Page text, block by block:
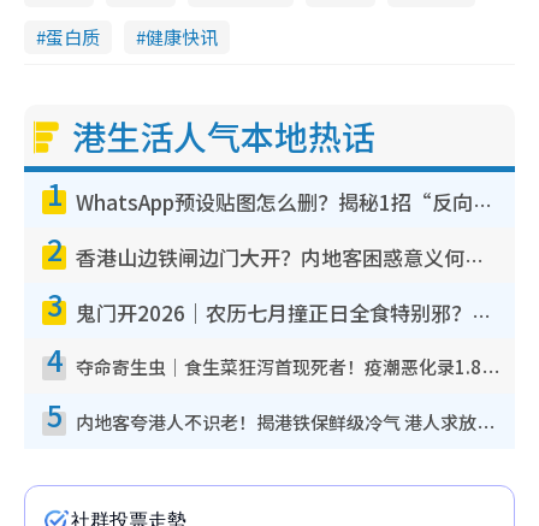
蛋白质
健康快讯
港生活人气本地热话
1 WhatsApp预设贴图怎么删？揭秘1招“反向操作”还原简洁界面 附3步实测教程
2 香港山边铁闸边门大开？内地客困惑意义何在！网友神回复：这种叫法理性防御
3 鬼门开2026｜农历七月撞正日全食特别邪？专家警告切忌做一事！揭4大禁忌+2招保平安
4 夺命寄生虫｜食生菜狂泻首现死者！疫潮恶化录1.8万宗病例 揭洗菜3大谬误
5 内地客夸港人不识老！揭港铁保鲜级冷气 港人求放过：别投诉